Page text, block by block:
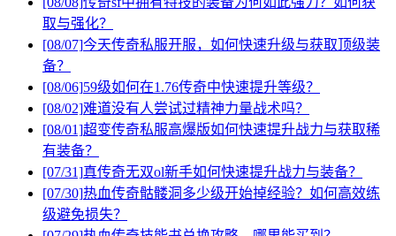
取与强化？
[08/07]今天传奇私服开服，如何快速升级与获取顶级装
备？
[08/06]59级如何在1.76传奇中快速提升等级？
[08/02]难道没有人尝试过精神力量战术吗？
[08/01]超变传奇私服高爆版如何快速提升战力与获取稀
有装备？
[07/31]真传奇无双ol新手如何快速提升战力与装备？
[07/30]热血传奇骷髅洞多少级开始掉经验？如何高效练
级避免损失？